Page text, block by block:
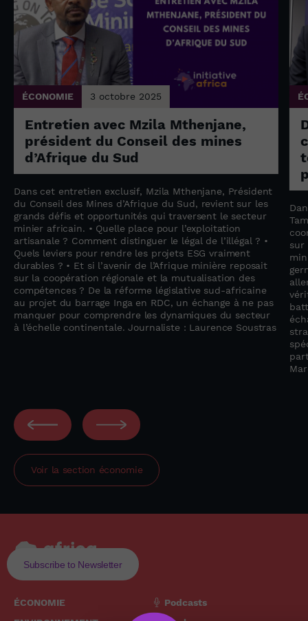
ÉCONOMIE 3 octobre 2025
Entretien avec Mzila Mthenjane,
président du Conseil des mines
d’Afrique du Sud
Dans cet entretien exclusif, Mzila Mthenjane, Président
du Conseil des Mines d’Afrique du Sud, revient sur les
grands défis et opportunités qui traversent le secteur
minier africain. • Quelle place pour l’exploitation
artisanale ? Comment distinguer le légal de l’illégal ? •
Quels leviers pour rendre les projets ESG vraiment
durables ? • Et si l’avenir de l’Afrique minière reposait
sur la coopération régionale et la mutualisation des
compétences ? De la réforme législative sud-africaine
au projet du barrage Inga en RDC, un échange à ne pas
manquer pour comprendre les dynamiques du secteur
à l’échelle continentale. Journaliste : Laurence Soustras
sur
Voir la section économie
Subscribe to Newsletter
ÉCONOMIE
Podcasts